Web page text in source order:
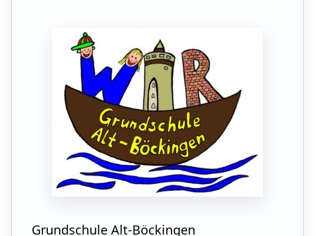
Grundschule Alt-Böckingen